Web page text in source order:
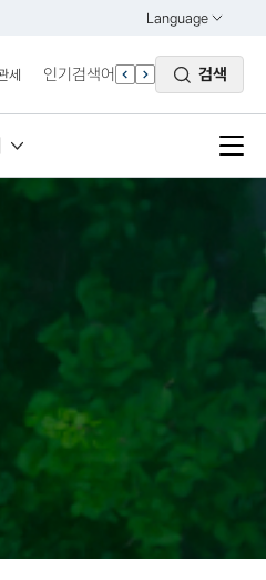
Language
열기
ENGLISH
세
곤
인기검색어 검색